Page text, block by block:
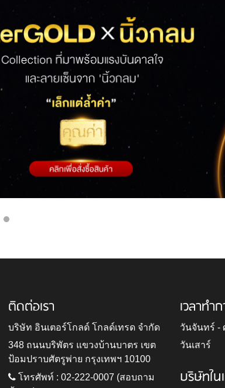
ติดต่อเรา
บริษัท อินเตอร์โกลด์ โกลด์เทรด จำกัด
348 ถนนบริพัตร แขวงบ้านบาตร เขต
ป้อมปราบศัตรูพ่าย กรุงเทพฯ 10100
โทรศัพท์ : 02-222-0007 (สอบถาม
เวลาทำ
วันจันทร์ -
วันเสาร์
บริษัทใน